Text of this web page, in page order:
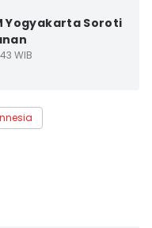
Yogyakarta Soroti
WIB